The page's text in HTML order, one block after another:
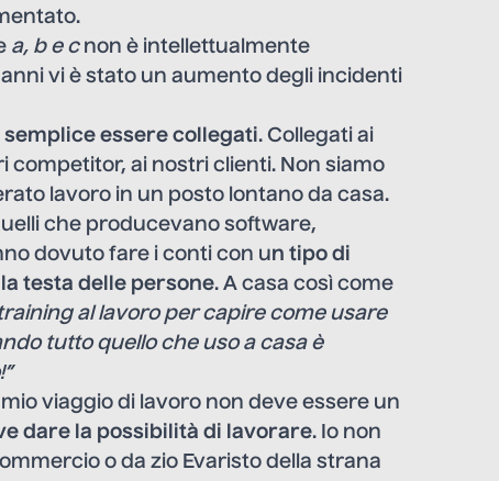
a, b e cnon è intellettualmente
vi è stato un aumento degli incidenti
semplice essere collegati. Collegati ai
competitor, ai nostri clienti. Non siamo
lavoro in un posto lontano da casa.
che producevano software,
dovuto fare i conti con un tipo di
testa delle persone. A casa così come
al lavoro per capire come usare
tutto quello che uso a casa è
viaggio di lavoro non deve essere un
dare la possibilità di lavorare. Io non
o da zio Evaristo della strana